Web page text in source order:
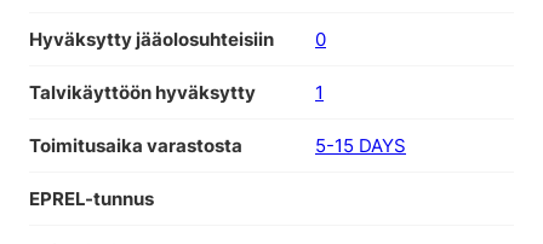
Hyväksytty jääolosuhteisiin 0
Talvikäyttöön hyväksytty 1
Toimitusaika varastosta 5-15 DAYS
EPREL-tunnus